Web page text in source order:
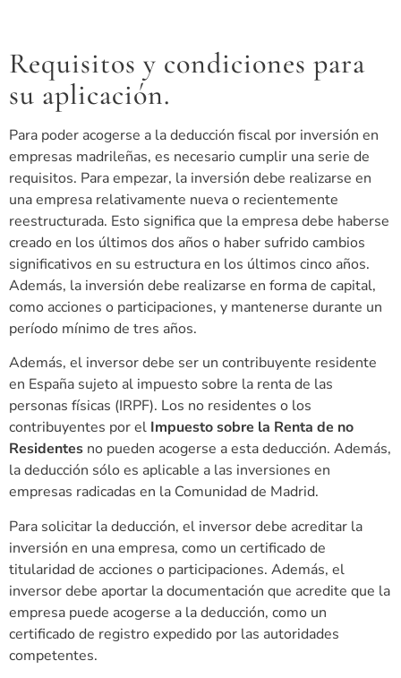
Requisitos y condiciones para
su aplicación.
Para poder acogerse a la deducción fiscal por inversión en
empresas madrileñas, es necesario cumplir una serie de
requisitos. Para empezar, la inversión debe realizarse en
una empresa relativamente nueva o recientemente
reestructurada. Esto significa que la empresa debe haberse
creado en los últimos dos años o haber sufrido cambios
significativos en su estructura en los últimos cinco años.
Además, la inversión debe realizarse en forma de capital,
como acciones o participaciones, y mantenerse durante un
período mínimo de tres años.
Además, el inversor debe ser un contribuyente residente
en España sujeto al impuesto sobre la renta de las
personas físicas (IRPF). Los no residentes o los
contribuyentes por el Impuesto sobre la Renta de no
Residentes no pueden acogerse a esta deducción. Además,
la deducción sólo es aplicable a las inversiones en
empresas radicadas en la Comunidad de Madrid.
Para solicitar la deducción, el inversor debe acreditar la
inversión en una empresa, como un certificado de
titularidad de acciones o participaciones. Además, el
inversor debe aportar la documentación que acredite que la
empresa puede acogerse a la deducción, como un
certificado de registro expedido por las autoridades
competentes.